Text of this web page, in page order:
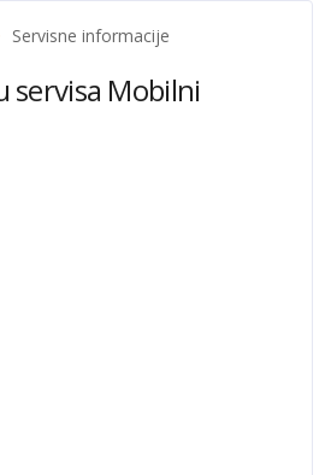
Servisne informacije
servisa Mobilni